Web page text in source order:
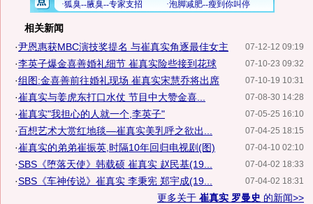
相关新闻
07-12-12 09:19
·尹恩惠获MBC演技奖提名 与崔真实角逐最佳女主
07-10-23 09:32
·李英子爆金喜善婚礼细节 崔真实险些接到花球
07-10-19 10:31
·组图:金喜善前往婚礼现场 崔真实宋慧乔将出席
07-08-30 14:28
·崔真实与姜虎东打口水仗 节目中大赞金喜...
07-05-25 16:10
·崔真实"我担心的人就一个,李英子"
07-04-25 18:15
·百想艺术大赏红地毯—崔真实美乳呼之欲出...
07-04-10 02:10
·崔真实的弟弟崔振英,时隔10年回归电视剧(图)
07-04-02 18:33
·SBS《堕落天使》韩载硕 崔真实 赵民基(19...
07-04-02 18:31
·SBS《车神传说》崔真实 李秉宪 郑宇成(19...
更多关于 崔真实 罗曼史 的新闻>>